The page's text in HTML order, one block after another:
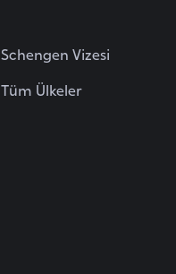
Schengen Vizesi
Tüm Ülkeler